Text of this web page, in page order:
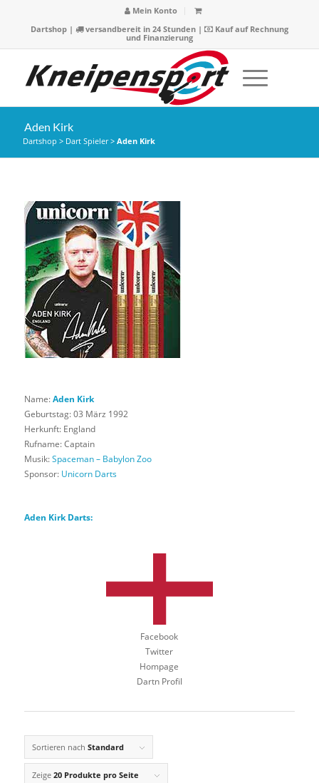
Mein Konto
Dartshop| versandbereit in 24 Stunden |
Kauf auf Rechnung
und Finanzierung
Aden Kirk
Dartshop > Dart Spieler> Aden Kirk
Name:Aden Kirk
Geburtstag: 03 März 1992
Herkunft: England
Rufname: Captain
Musik:Spaceman – Babylon Zoo
Sponsor: Unicorn Darts
Aden Kirk Darts:
Facebook
Twitter
Hompage
Dartn Profil
Sortieren nach Standard
Zeige 20 Produkte pro Seite